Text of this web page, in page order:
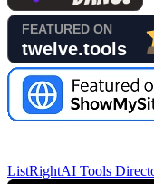
ListRightAI Tools